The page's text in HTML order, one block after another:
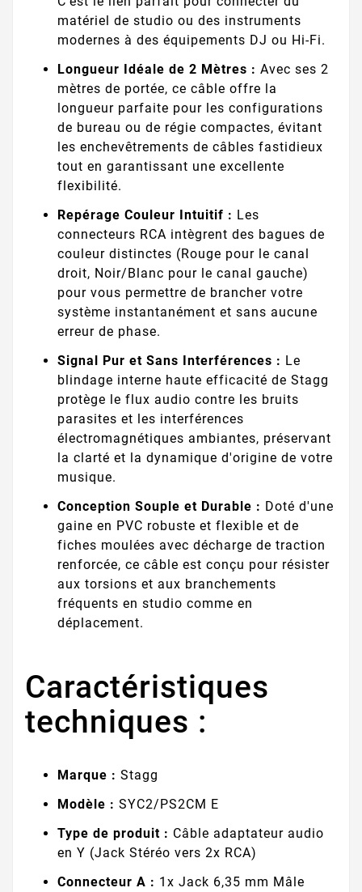
matériel de studio ou des instruments
modernes à des équipements DJ ou Hi-Fi.
Longueur Idéale de 2 Mètres : Avec ses 2
mètres de portée, ce câble offre la
longueur parfaite pour les configurations
de bureau ou de régie compactes, évitant
les enchevêtrements de câbles fastidieux
tout en garantissant une excellente
flexibilité.
Repérage Couleur Intuitif : Les
connecteurs RCA intègrent des bagues de
couleur distinctes (Rouge pour le canal
droit, Noir/Blanc pour le canal gauche)
pour vous permettre de brancher votre
système instantanément et sans aucune
erreur de phase.
Signal Pur et Sans Interférences : Le
blindage interne haute efficacité de Stagg
protège le flux audio contre les bruits
parasites et les interférences
électromagnétiques ambiantes, préservant
la clarté et la dynamique d'origine de votre
musique.
Conception Souple et Durable : Doté d'une
gaine en PVC robuste et flexible et de
fiches moulées avec décharge de traction
renforcée, ce câble est conçu pour résister
aux torsions et aux branchements
fréquents en studio comme en
déplacement.
Caractéristiques
techniques :
Marque : Stagg
Modèle : SYC2/PS2CM E
Type de produit : Câble adaptateur audio
en Y (Jack Stéréo vers 2x RCA)
Connecteur A : 1x Jack 6,35 mm Mâle